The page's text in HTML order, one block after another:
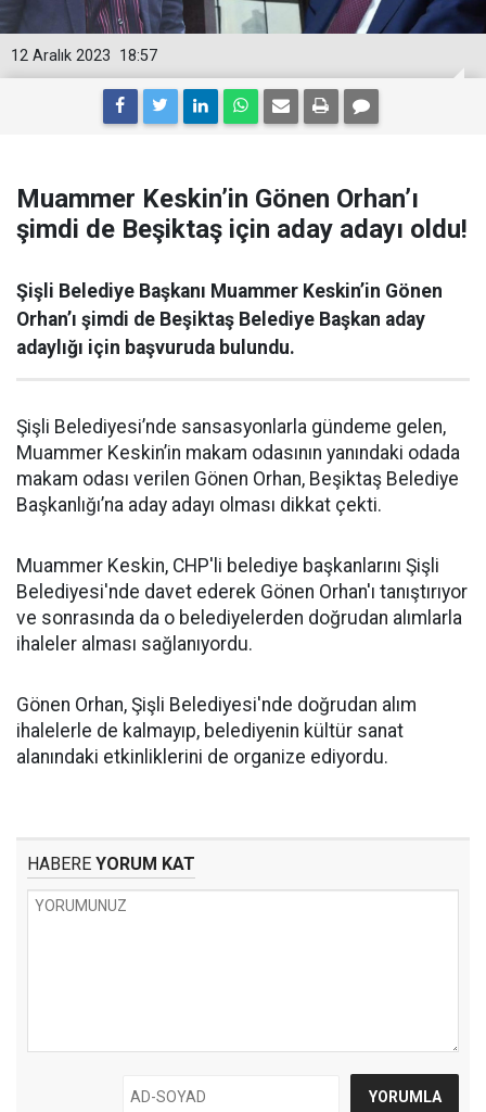
18:57
12 Aralık 2023
Muammer Keskin’in Gönen Orhan’ı
şimdi de Beşiktaş için aday adayı oldu!
Şişli Belediye Başkanı Muammer Keskin’in Gönen
Orhan’ı şimdi de Beşiktaş Belediye Başkan aday
adaylığı için başvuruda bulundu.
Şişli Belediyesi’nde sansasyonlarla gündeme gelen,
Muammer Keskin’in makam odasının yanındaki odada
makam odası verilen Gönen Orhan, Beşiktaş Belediye
Başkanlığı’na aday adayı olması dikkat çekti.
Muammer Keskin, CHP'li belediye başkanlarını Şişli
Belediyesi'nde davet ederek Gönen Orhan'ı tanıştırıyor
ve sonrasında da o belediyelerden doğrudan alımlarla
ihaleler alması sağlanıyordu.
Gönen Orhan, Şişli Belediyesi'nde doğrudan alım
ihalelerle de kalmayıp, belediyenin kültür sanat
alanındaki etkinliklerini de organize ediyordu.
HABERE YORUM KAT